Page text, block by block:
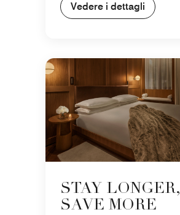
Vedere i dettagli
STAY LONGER,
SAVE MORE